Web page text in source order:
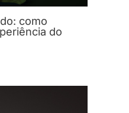
como
do